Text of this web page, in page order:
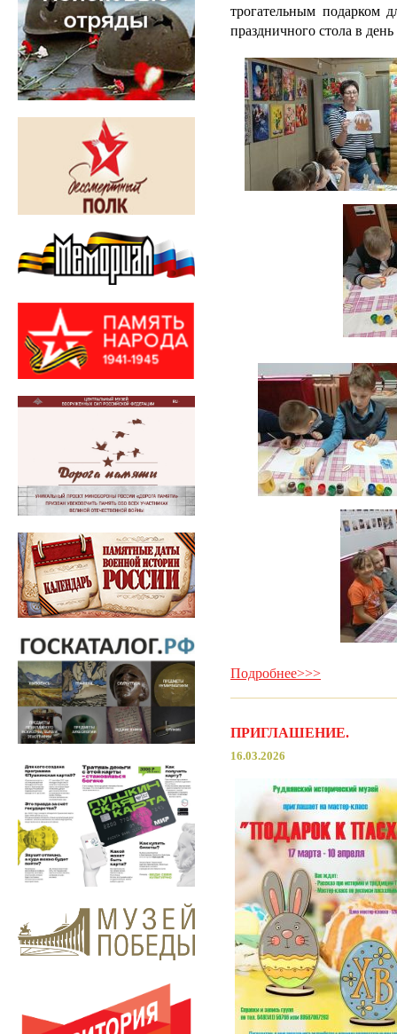
трогательным подарком
праздничного стола в
Подробнее>>>
ПРИГЛАШЕНИЕ.
16.03.2026